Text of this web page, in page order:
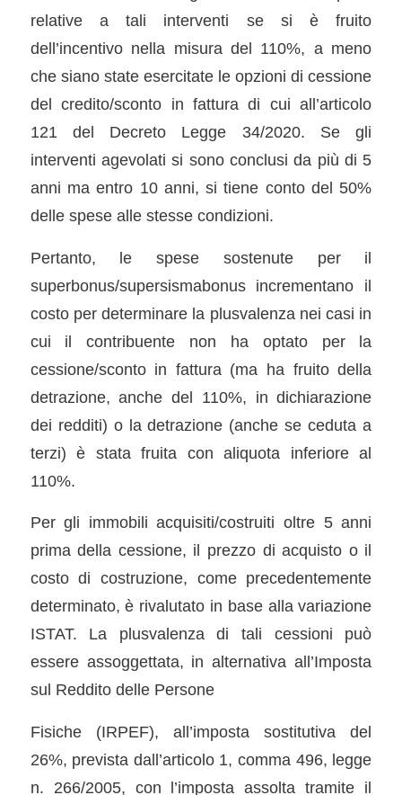
relative a tali interventi se si è fruito
dell’incentivo nella misura del 110%, a meno
che siano state esercitate le opzioni di cessione
del credito/sconto in fattura di cui all’articolo
121 del Decreto Legge 34/2020. Se gli
interventi agevolati si sono conclusi da più di 5
anni ma entro 10 anni, si tiene conto del 50%
delle spese alle stesse condizioni.
Pertanto, le spese sostenute per il
superbonus/supersismabonus incrementano il
costo per determinare la plusvalenza nei casi in
cui il contribuente non ha optato per la
cessione/sconto in fattura (ma ha fruito della
detrazione, anche del 110%, in dichiarazione
dei redditi) o la detrazione (anche se ceduta a
terzi) è stata fruita con aliquota inferiore al
110%.
Per gli immobili acquisiti/costruiti oltre 5 anni
prima della cessione, il prezzo di acquisto o il
costo di costruzione, come precedentemente
determinato, è rivalutato in base alla variazione
ISTAT. La plusvalenza di tali cessioni può
essere assoggettata, in alternativa all’Imposta
sul Reddito delle Persone
Fisiche (IRPEF), all’imposta sostitutiva del
26%, prevista dall’articolo 1, comma 496, legge
n. 266/2005, con l’imposta assolta tramite il